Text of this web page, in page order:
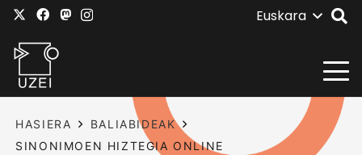
Euskara
HASIERA
BALIABIDEAK
SINONIMOEN HIZTEGIA ONLINE